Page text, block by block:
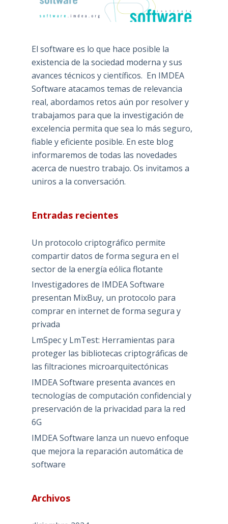
El software es lo que hace posible la
existencia de la sociedad moderna y sus
avances técnicos y científicos. En IMDEA
Software atacamos temas de relevancia
real, abordamos retos aún por resolver y
trabajamos para que la investigación de
excelencia permita que sea lo más seguro,
fiable y eficiente posible. En este blog
informaremos de todas las novedades
acerca de nuestro trabajo. Os invitamos a
uniros a la conversación.
Entradas recientes
Un protocolo criptográfico permite
compartir datos de forma segura en el
sector de la energía eólica flotante
Investigadores de IMDEA Software
presentan MixBuy, un protocolo para
comprar en internet de forma segura y
privada
LmSpec y LmTest: Herramientas para
proteger las bibliotecas criptográficas de
las filtraciones microarquitectónicas
IMDEA Software presenta avances en
tecnologías de computación confidencial y
preservación de la privacidad para la red
6G
IMDEA Software lanza un nuevo enfoque
que mejora la reparación automática de
software
Archivos